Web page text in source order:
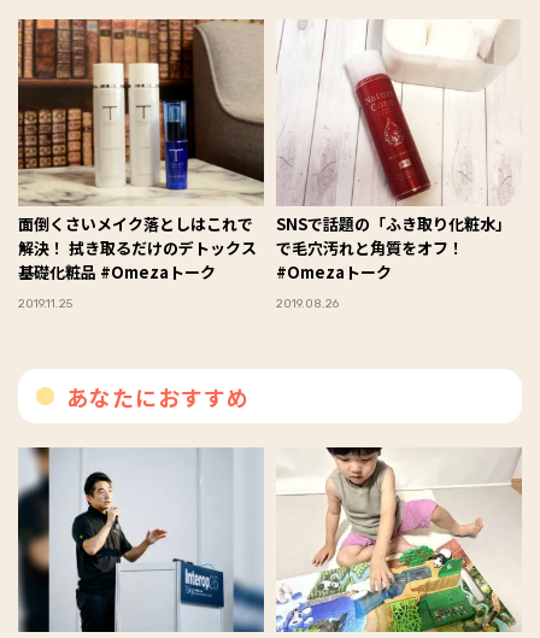
面倒くさいメイク落としはこれで
解決！ 拭き取るだけのデトックス
基礎化粧品 #Omezaトーク
2019.11.25
SNSで話題の「ふき取り化粧水」
で毛穴汚れと角質をオフ！
#Omezaトーク
2019.08.26
あなたにおすすめ